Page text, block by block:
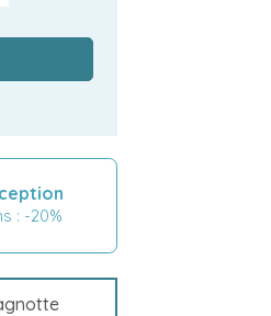
: -20%